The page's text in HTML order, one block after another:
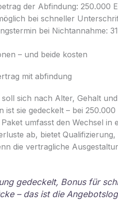
der Abfindung: 250.000
bei schneller
bei Nichtannahme:
– und beide kosten
mit abfindung
sich nach Alter, Gehalt
ist sie gedeckelt – bei
umfasst den Wechsel in
ab, bietet
die vertragliche
gedeckelt, Bonus für
– das ist die